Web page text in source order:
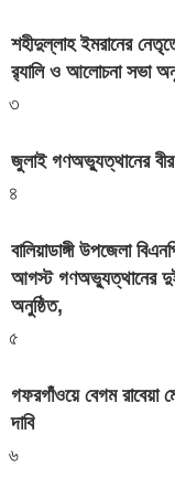
শহীদুল্লাহ ইমরানের
র‍্যালি ও আলোচনা সভা
৩
জুলাই গণঅভ্যুত্থানের বীর
৪
বালিয়াডাঙ্গী উপজেলা
আগস্ট গণঅভ্যুত্থানের দুই
অনুষ্ঠিত,
৫
গফরগাঁওয়ে বেগম রাবেয়া
দাবি
৬